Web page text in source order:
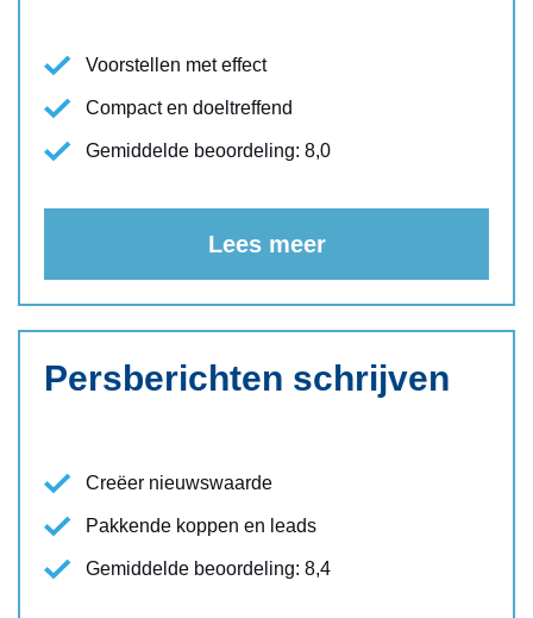
Voorstellen met effect
Compact en doeltreffend
Gemiddelde beoordeling: 8,0
Lees meer
Persberichten schrijven
Creëer nieuwswaarde
Pakkende koppen en leads
Gemiddelde beoordeling: 8,4